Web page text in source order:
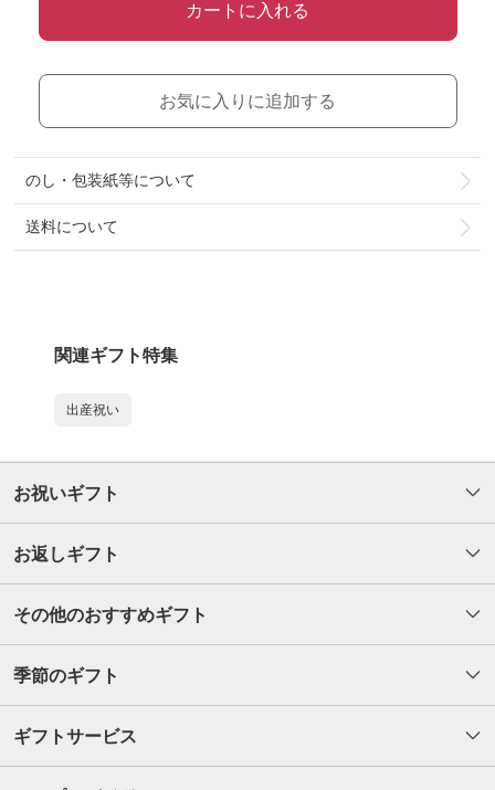
カートに入れる
お気に入りに追加する
のし・包装紙等について
送料について
関連ギフト特集
出産祝い
お祝いギフト
お返しギフト
その他のおすすめギフト
季節のギフト
ギフトサービス